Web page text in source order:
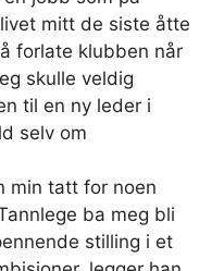
mitt de siste åtte
forlate klubben når
skulle veldig
til en ny leder i
selv om
min tatt for noen
ba meg bli
stilling i et